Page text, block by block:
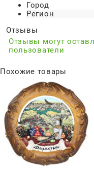
Город
Регион
Отзывы
Отзывы могут
пользователи
Похожие товары